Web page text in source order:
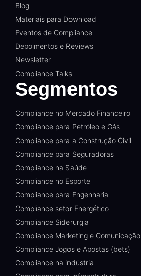
Blog
Materiais para Download
Eventos de Compliance
Depoimentos e Reviews
Newsletter
Compliance Talks
Segmentos
Compliance no Mercado Financeiro
Compliance para Petróleo e Gás
Compliance para a Construção Civil
Compliance para Seguradoras
Compliance na Saúde
Compliance no Esporte
Compliance para Engenharia
Compliance setor Energético
Compliance Siderurgia
Compliance Marketing e Comunicação
Compliance Jogos e Apostas (bets)
Compliance na indústria